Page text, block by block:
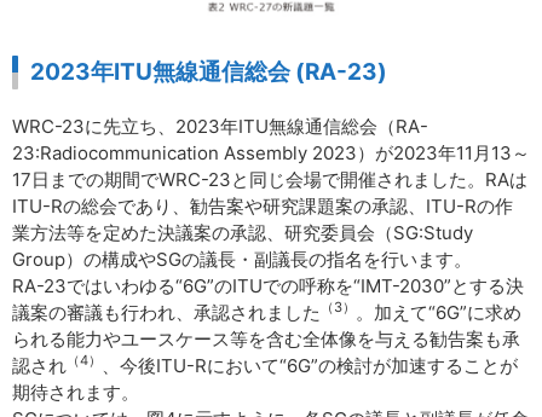
2023年ITU無線通信総会 (RA-23)
WRC-23に先立ち、2023年ITU無線通信総会（RA-
23:Radiocommunication Assembly 2023）が2023年11月13～
17日までの期間でWRC-23と同じ会場で開催されました。RAは
ITU-Rの総会であり、勧告案や研究課題案の承認、ITU-Rの作
業方法等を定めた決議案の承認、研究委員会（SG:Study
Group）の構成やSGの議長・副議長の指名を行います。
RA-23ではいわゆる“6G”のITUでの呼称を“IMT-2030”とする決
議案の審議も行われ、承認されました
（3） 。加えて“6G”に求め
られる能力やユースケース等を含む全体像を与える勧告案も承
認され （4）
、今後ITU-Rにおいて“6G”の検討が加速することが
期待されます。